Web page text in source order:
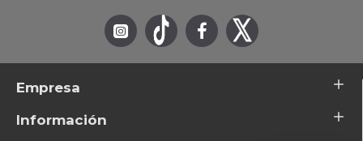
Empresa
Información